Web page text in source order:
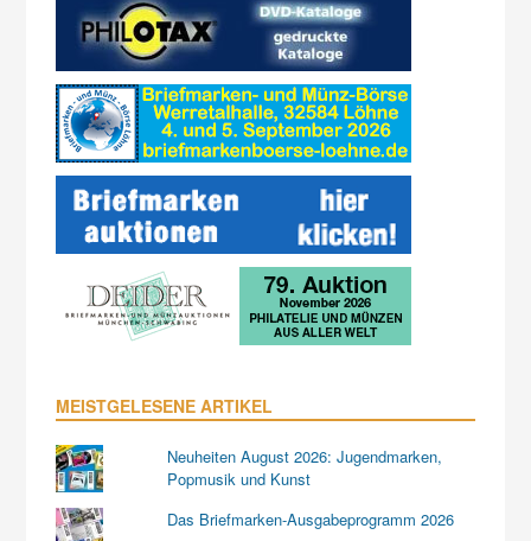
MEISTGELESENE ARTIKEL
Neuheiten August 2026: Jugendmarken,
Popmusik und Kunst
Das Briefmarken-Ausgabeprogramm 2026